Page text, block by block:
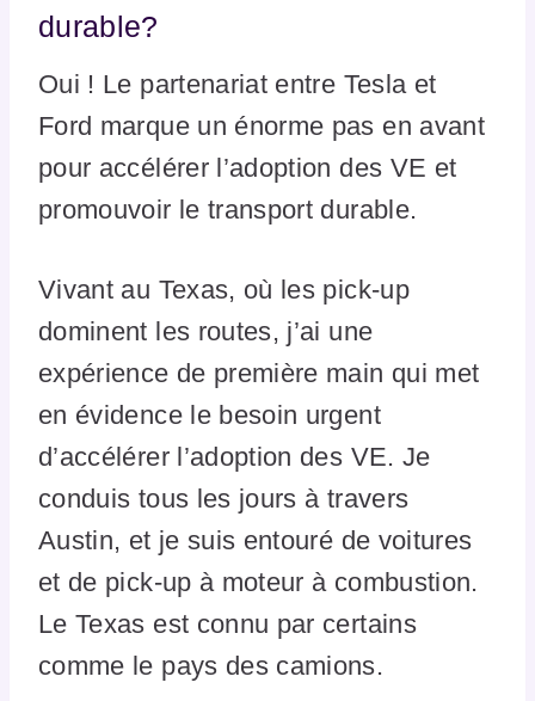
durable?
Oui ! Le partenariat entre Tesla et
Ford marque un énorme pas en avant
pour accélérer l’adoption des VE et
promouvoir le transport durable.
Vivant au Texas, où les pick-up
dominent les routes, j’ai une
expérience de première main qui met
en évidence le besoin urgent
d’accélérer l’adoption des VE. Je
conduis tous les jours à travers
Austin, et je suis entouré de voitures
et de pick-up à moteur à combustion.
Le Texas est connu par certains
comme le pays des camions.